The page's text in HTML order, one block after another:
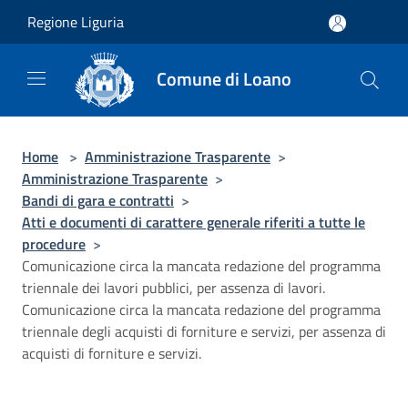
Regione Liguria
Comune di Loano
Home > Amministrazione Trasparente >
Amministrazione Trasparente >
Bandi di gara e contratti >
Atti e documenti di carattere generale riferiti a tutte le
procedure >
Comunicazione circa la mancata redazione del programma
triennale dei lavori pubblici, per assenza di lavori.
Comunicazione circa la mancata redazione del programma
triennale degli acquisti di forniture e servizi, per assenza di
acquisti di forniture e servizi.